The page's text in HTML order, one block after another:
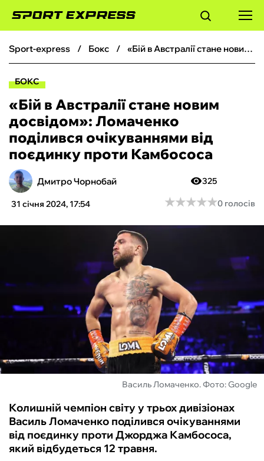
ФУТБОЛ
БОКС
ХОКЕЙ
ТЕНІС
КІБЕРСПОРТ
ФУТЗАЛ
ІНШІ
sport-express бокс «Бій в Австралії стане новим досвідом»: Ломаченко поділився очікуваннями від поєдинку проти Камбососа
БОКС
«Бій в Австралії стане новим
досвідом»: Ломаченко
поділився очікуваннями від
поєдинку проти Камбососа
Дмитро Чорнобай
31 січня 2024, 17:54
325
★★★★★
★★★★★0 голосів
Василь Ломаченко. Фото: Google
Колишній чемпіон світу у трьох дивізіонах
Василь Ломаченко поділився очікуваннями
від поєдинку проти Джорджа Камбососа,
який відбудеться 12 травня.